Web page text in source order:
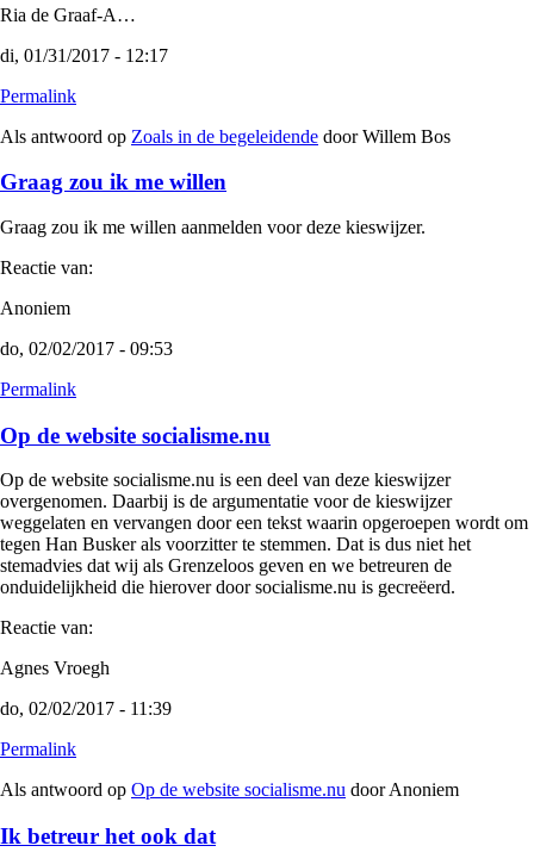
Ria de Graaf-A…
di, 01/31/2017 - 12:17
Permalink
Als antwoord op Zoals in de begeleidende doorWillem Bos
Graag zou ik me willen
Graag zou ik me willen aanmelden voor deze kieswijzer.
Reactie van:
Anoniem
do, 02/02/2017 - 09:53
Permalink
Op de website socialisme.nu
Op de website socialisme.nu is een deel van deze kieswijzer
overgenomen. Daarbij is de argumentatie voor de kieswijzer
weggelaten en vervangen door een tekst waarin opgeroepen wordt om
tegen Han Busker als voorzitter te stemmen. Dat is dus niet het
stemadvies dat wij als Grenzeloos geven en we betreuren de
onduidelijkheid die hierover door socialisme.nu is gecreëerd.
Reactie van:
Agnes Vroegh
do, 02/02/2017 - 11:39
Permalink
Als antwoord op Op de website socialisme.nu doorAnoniem
Ik betreur het ook dat